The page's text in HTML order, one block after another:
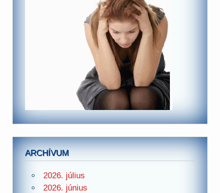
ARCHÍVUM
2026. július
2026. június